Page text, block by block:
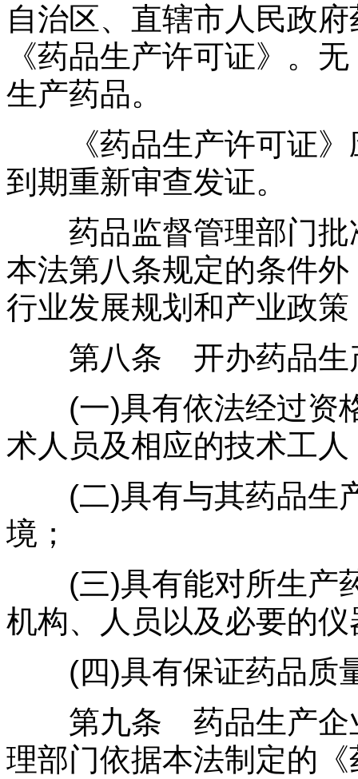
自治区、直辖市人民政
《药品生产许可证》。
生产药品。
《药品生产许可证》
到期重新审查发证。
药品监督管理部门批
本法第八条规定的条件
行业发展规划和产业政
第八条 开办药品生产
(一)具有依法经过资
术人员及相应的技术工人
(二)具有与其药品生
境；
(三)具有能对所生产
机构、人员以及必要的
(四)具有保证药品质
第九条 药品生产企业
理部门依据本法制定的